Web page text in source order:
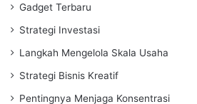
Gadget Terbaru
Strategi Investasi
Langkah Mengelola Skala Usaha
Strategi Bisnis Kreatif
Pentingnya Menjaga Konsentrasi